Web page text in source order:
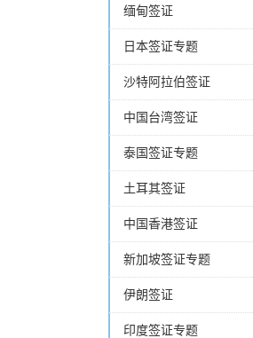
缅甸签证
日本签证专题
沙特阿拉伯签证
中国台湾签证
泰国签证专题
土耳其签证
中国香港签证
新加坡签证专题
伊朗签证
印度签证专题